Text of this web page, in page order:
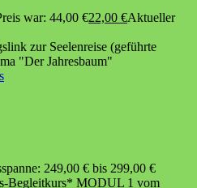
war: 44,00 €22,00 €Aktueller
zur Seelenreise (geführte
"Der Jahresbaum"
249,00 € bis 299,00 €
Begleitkurs* MODUL 1 vom